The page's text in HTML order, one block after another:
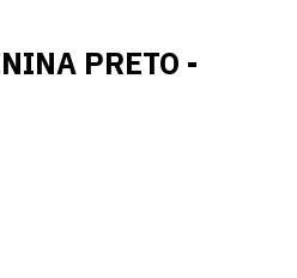
PRETO -